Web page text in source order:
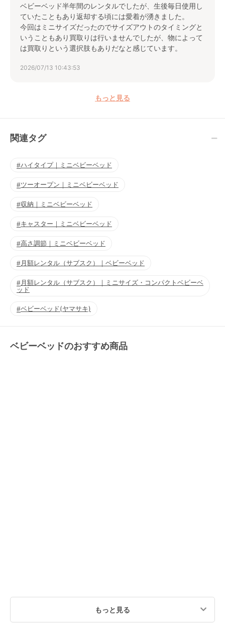
ベビーベッド半年間のレンタルでしたが、生後毎日使用し
ていたこともあり返却する頃には愛着が湧きました。
今回はミニサイズだったのでサイズアウトのタイミングと
いうこともあり買取りは行いませんでしたが、物によって
は買取りという選択肢もありだなと感じています。
2026/07/13 10:43:53
もっと見る
関連タグ
ハイタイプ｜ミニベビーベッド
ツーオープン｜ミニベビーベッド
収納｜ミニベビーベッド
キャスター｜ミニベビーベッド
高さ調節｜ミニベビーベッド
月額レンタル（サブスク）｜ベビーベッド
月額レンタル（サブスク）｜ミニサイズ・コンパクトベビーベ
ッド
ベビーベッド(ヤマサキ)
ベビーベッドのおすすめ商品
もっと見る